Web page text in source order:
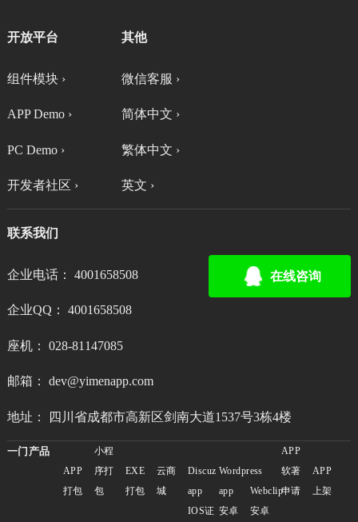
开放平台
组件模块 ›
APP Demo ›
PC Demo ›
开发者社区 ›
其他
微信客服 ›
简体中文 ›
繁体中文 ›
英文 ›
联系我们
企业电话： 4001658508
企业QQ： 4001658508
座机： 028-81147085
邮箱： dev@yimenapp.com
地址： 四川省成都市高新区剑南大道1537号3栋4楼
在线咨询
一门产品
APP
打包
小程
序打
包
EXE
打包
云商
城
Discuz
app
Wordpress
app
Webclip
APP
软著
申请
APP
上架
IOS证 安卓
安卓